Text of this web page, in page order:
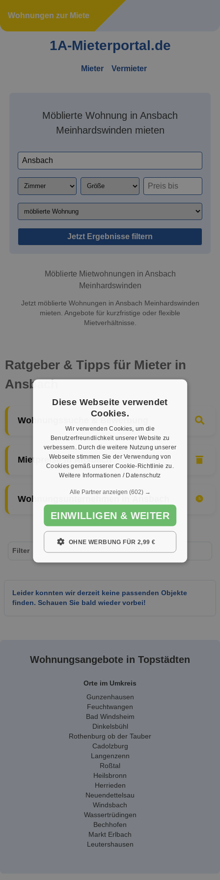
Wohnungen zur Miete
1A-Mieterportal.de
Mieter Vermieter
Möblierte Wohnung in Ansbach
Meinhardswinden mieten
Jetzt Ergebnisse filtern
Möblierte Mietwohnungen in Ansbach
Meinhardswinden
Jetzt möblierte Wohnungen in Ansbach Meinhardswinden
mieten. Angebote für kurzfristige oder flexible
Mietverhältnisse.
Ratgeber & Tipps für Mieter in
Ansbach
Wohnungssuche & Bewerbung
Mietpreise in Ansbach
Wohnungsunternehmen in Ansbach
Leider konnten wir derzeit keine passenden Objekte
finden. Schauen Sie bald wieder vorbei!
Filter
Wohnungsangebote in Topstädten
Orte im Umkreis
Gunzenhausen
Feuchtwangen
Bad Windsheim
Dinkelsbühl
Rothenburg ob der Tauber
Cadolzburg
Langenzenn
Roßtal
Heilsbronn
Herrieden
Neuendettelsau
Windsbach
Wassertrüdingen
Bechhofen
Markt Erlbach
Leutershausen
Diese Webseite verwendet
Cookies.
Wir verwenden Cookies, um die
Benutzerfreundlichkeit unserer Website zu
verbessern. Durch die weitere Nutzung unserer
Webseite stimmen Sie der Verwendung von
Cookies gemäß unserer Cookie-Richtlinie zu.
Weitere Informationen / Datenschutz
Alle Partner anzeigen (602) →
EINWILLIGEN & WEITER
OHNE WERBUNG FÜR 2,99 €